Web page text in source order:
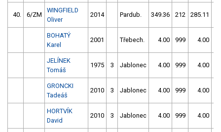
40. 6/ZM
WINGFIELD
Oliver
2014 Pardub. 349.36 212 285.11
BOHATÝ
Karel
2001 Třebech. 4.00 999 4.00
JELÍNEK
Tomáš
1975 3 Jablonec 4.00 999 4.00
GRONCKI
Tadeáš
2010 3 Jablonec 4.00 999 4.00
HORTVÍK
David
2010 3 Jablonec 4.00 999 4.00